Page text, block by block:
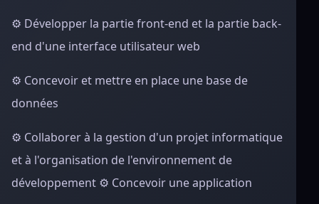
⚙ Développer la partie front-end et la partie back-
end d'une interface utilisateur web
⚙ Concevoir et mettre en place une base de
données
⚙ Collaborer à la gestion d'un projet informatique
et à l'organisation de l'environnement de
développement ⚙ Concevoir une application